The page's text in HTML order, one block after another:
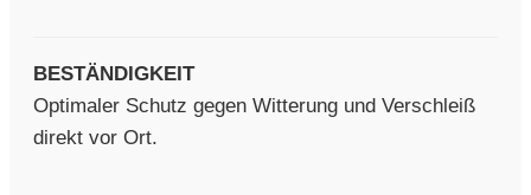
BESTÄNDIGKEIT
Optimaler Schutz gegen Witterung und Verschleiß
direkt vor Ort.